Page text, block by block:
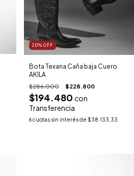
20% OFF
Bota Texana Caña baja Cuero.
AKILA
$286.000 $228.800
$194.480 con
Transferencia
6 cuotas sin interés de $38.133,33